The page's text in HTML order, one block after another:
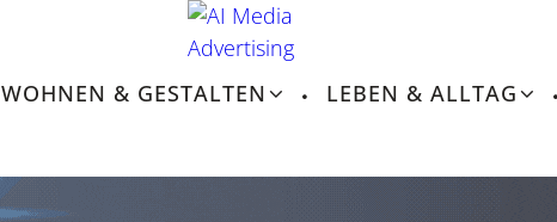
WOHNEN & GESTALTEN
LEBEN & ALLTAG
Lebensroutinen,